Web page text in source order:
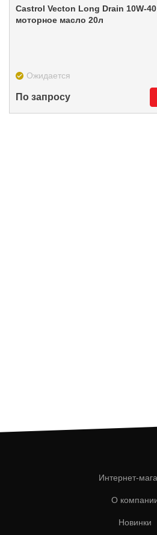
Castrol Vecton Long Drain 10W-
моторное масло 20л
Ожидается
По запросу
Интернет-
О
Новинки